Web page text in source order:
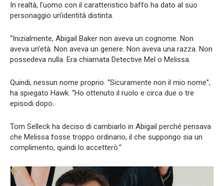
In realtà, l’uomo con il caratteristico baffo ha dato al suo
personaggio un’identità distinta.
“Inizialmente, Abigail Baker non aveva un cognome. Non
aveva un’età. Non aveva un genere. Non aveva una razza. Non
possedeva nulla. Era chiamata Detective Mel o Melissa.
Quindi, nessun nome proprio. “Sicuramente non il mio nome”,
ha spiegato Hawk. “Ho ottenuto il ruolo e circa due o tre
episodi dopo.
Tom Selleck ha deciso di cambiarlo in Abigail perché pensava
che Melissa fosse troppo ordinario, il che suppongo sia un
complimento, quindi lo accetterò.”